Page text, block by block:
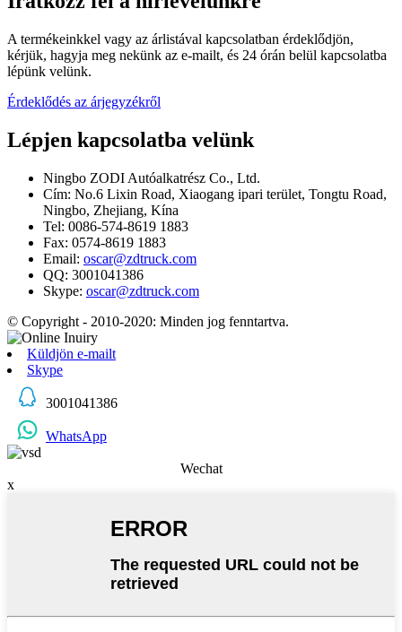
A termékeinkkel vagy az árlistával kapcsolatban érdeklődjön,
kérjük, hagyja meg nekünk az e-mailt, és 24 órán belül kapcsolatba
lépünk velünk.
Érdeklődés az árjegyzékről
Lépjen kapcsolatba velünk
Ningbo ZODI Autóalkatrész Co., Ltd.
Cím: No.6 Lixin Road, Xiaogang ipari terület, Tongtu Road,
Ningbo, Zhejiang, Kína
Tel: 0086-574-8619 1883
Fax: 0574-8619 1883
Email: oscar@zdtruck.com
QQ: 3001041386
Skype: oscar@zdtruck.com
© Copyright - 2010-2020: Minden jog fenntartva.
Küldjön e-mailt
Skype
3001041386
WhatsApp
Wechat
x